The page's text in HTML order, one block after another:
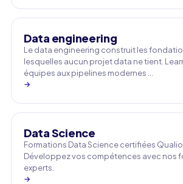
Data engineering
Le data engineering construit les
lesquelles aucun projet data ne tient.
équipes aux pipelines modernes …
→
Data Science
Formations Data Science certifiées
Développez vos compétences avec nos
experts.
→